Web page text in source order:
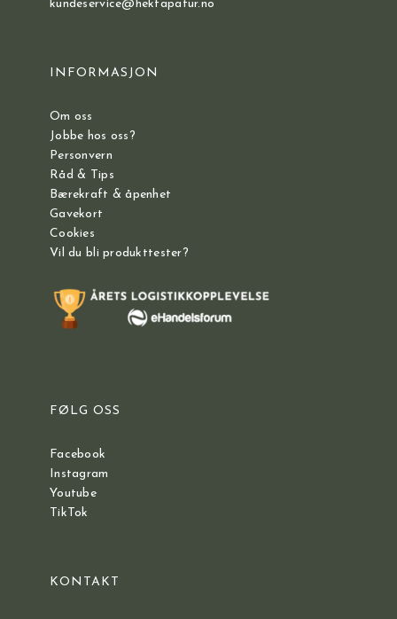
kundeservice@hektapatur.no
INFORMASJON
Om oss
Jobbe hos oss?
Personvern
Råd & Tips
Bærekraft & åpenhet
Gavekort
Cookies
Vil du bli produkttester?
FØLG OSS
Facebook
Instagram
Youtube
TikTok
KONTAKT